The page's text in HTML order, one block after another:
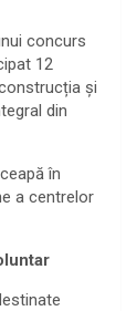
concurs
12
și
din
în
a centrelor